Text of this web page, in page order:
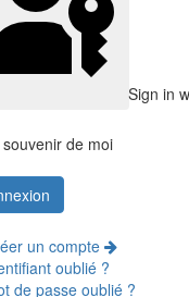
Sign in
de moi
un compte
oublié ?
de passe oublié ?